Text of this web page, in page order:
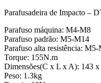
Parafusadeira de Impacto –
Parafuso máquina: M4-M8
Parafuso padrão: M5-M14
Parafuso alta resistência: M5-
Torque: 155N.m
Dimensões(C x L x A): 143
Peso: 1.3kg